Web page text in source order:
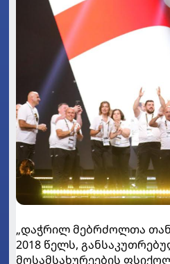
„დაჭრილ მებრძოლთა
2018 წელს,
მოსამსახურეების